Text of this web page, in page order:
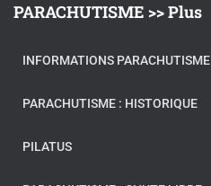
PARACHUTISME >> Plus
INFORMATIONS PARACHUTISME
PARACHUTISME : HISTORIQUE
PILATUS